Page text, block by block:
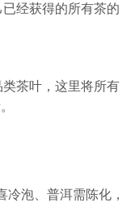
已经获得的所有茶的
类茶叶，这里将所有
泡、普洱需陈化，